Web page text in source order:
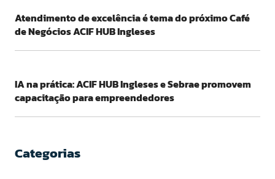
Atendimento de excelência é tema do próximo Café
de Negócios ACIF HUB Ingleses
IA na prática: ACIF HUB Ingleses e Sebrae promovem
capacitação para empreendedores
Categorias